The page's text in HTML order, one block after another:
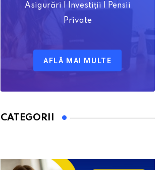
Asigurări | Investiții | Pensii
Private
AFLĂ MAI MULTE
CATEGORII